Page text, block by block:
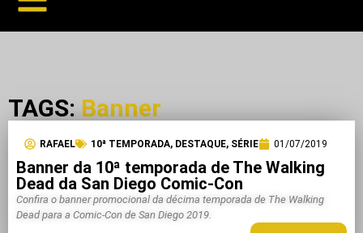
TAGS: Banner
RAFAEL 10ª TEMPORADA, DESTAQUE, SÉRIE 01/07/2019
Banner da 10ª temporada de The Walking
Dead da San Diego Comic-Con
Confira o banner promocional da décima temporada de The Walking
Dead para a Comic-Con de San Diego 2019.